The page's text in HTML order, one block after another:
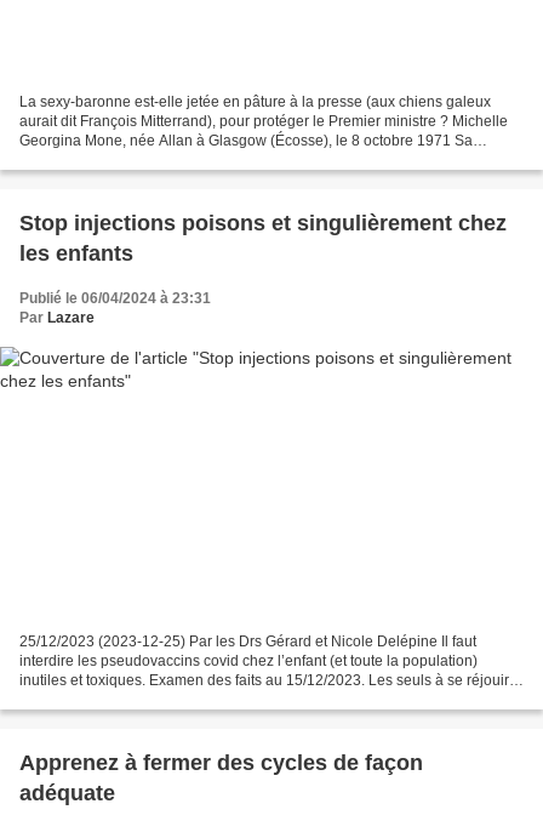
La sexy-baronne est-elle jetée en pâture à la presse (aux chiens galeux
aurait dit François Mitterrand), pour protéger le Premier ministre ? Michelle
Georgina Mone, née Allan à Glasgow (Écosse), le 8 octobre 1971 Sa
Stop injections poisons et singulièrement chez
les enfants
Publié le 06/04/2024 à 23:31
Par Lazare
25/12/2023 (2023-12-25) Par les Drs Gérard et Nicole Delépine Il faut
interdire les pseudovaccins covid chez l’enfant (et toute la population)
inutiles et toxiques. Examen des faits au 15/12/2023. Les seuls à se réjouir
Apprenez à fermer des cycles de façon
adéquate